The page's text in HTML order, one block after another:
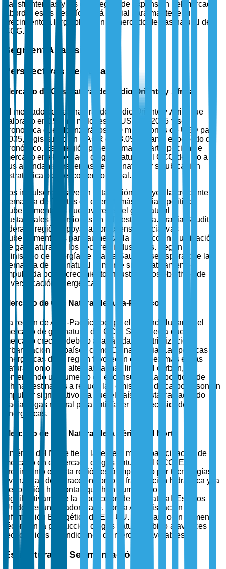
transfronterizas y las estrategias de expansión del mercado.
Abordar estos desafíos será crucial para mantener un
crecimiento a largo plazo en el mercado de gas natural del
CCG.
Segment Analysis
Perspectivas Regionales
Mercado de Gas Natural de Medio Oriente y África
El mercado de gas natural de Medio Oriente y África fue
valorado en 150 mil millones de USD en 2025 y se
pronostica que alcanzará los 200 mil millones de USD para
2035, registrando un CAGR del 3.0% durante el período de
pronóstico. Esta región posee la mayor participación de
mercado en el mercado de gas natural del CCG debido a
sus abundantes reservas de gas natural y su ubicación
estratégica para el comercio global.
Los impulsores clave en esta región incluyen la creciente
demanda de fuentes de energía más limpias, políticas
gubernamentales que favorecen el gas natural y
sustanciales inversiones en infraestructura. Arabia Saudita
lidera la región, apoyada por extensas iniciativas
gubernamentales para aumentar la producción y utilización
de gas natural en los sectores industriales. Según el
Ministerio de Energía de Arabia Saudita, se espera que la
demanda de gas natural aumente significativamente,
impulsada por el crecimiento industrial y los objetivos de
diversificación energética.
Mercado de Gas Natural de Asia-Pacífico
La región de Asia-Pacífico ocupa el segundo lugar en el
mercado de gas natural del CCG. Se proyecta que el
mercado crecerá debido a la rápida industrialización y
urbanización en países como China e India. Las políticas
energéticas de la región favorecen cada vez más el gas
natural como una alternativa más limpia al carbón,
fomentando un aumento en el consumo. Las políticas de
China destinadas a reducir las emisiones de carbono son un
impulsor significativo, ya que el país se está trasladando
hacia el gas natural para satisfacer sus necesidades
energéticas.
Mercado de Gas Natural de América del Norte
América del Norte tiene la tercera mayor participación de
mercado en el mercado de gas natural del CCG. El
crecimiento en esta región está impulsado por tecnologías
avanzadas de extracción como la fracturación hidráulica y la
perforación horizontal, que han aumentado
significativamente la producción de gas natural. Estados
Unidos es un jugador clave, con la Administración de
Información Energética de EE. UU. informando un aumento
récord en la producción de gas natural debido a avances
tecnológicos y condiciones de mercado favorables.
Estructura de Segmentación